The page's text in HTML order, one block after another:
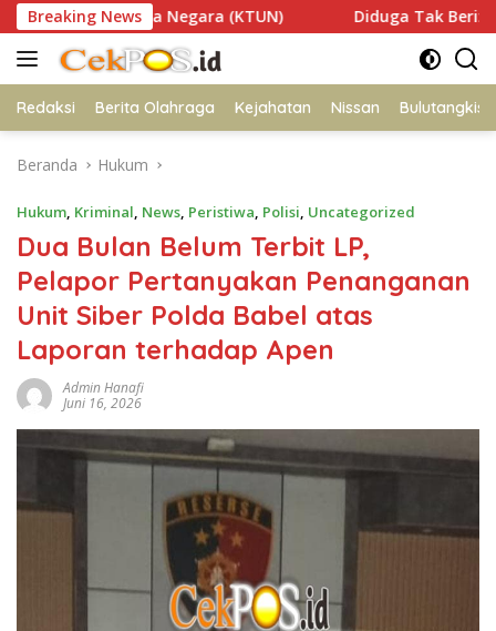
Langsung
ke
konten
Breaking News
Negara (KTUN) Diduga Tak Berizin, Galian C di
Redaksi Berita Olahraga Kejahatan Nissan Bulutangkis
Beranda Hukum
Hukum, Kriminal, News, Peristiwa, Polisi, Uncategorized
Dua Bulan Belum Terbit LP,
Pelapor Pertanyakan Penanganan
Unit Siber Polda Babel atas
Laporan terhadap Apen
Admin Hanafi
Juni 16, 2026